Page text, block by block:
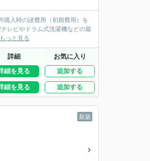
もっと見る
詳細 お気に入り
細を見る 追加する
細を見る 追加する
新築